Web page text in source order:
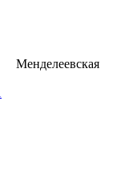
Менделеевская